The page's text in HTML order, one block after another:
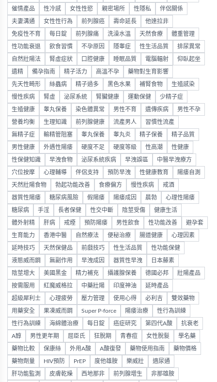
催情產品 性冷感 女性性慾 親密場所 性隱私 伴侶關係
夫妻溝通 女性性行為 前列腺癌 壽命延長 他達拉非
免疫性不育 每日錠 前列腺痛 洗澡水溫 天然食療 體重管理
性功能衰退 飲食習慣 不孕原因 隱睾症 性生活品質 排尿異常
自然壯陽法 腎虛症狀 口腔健康 睡眠品質 電腦輻射 仰臥起坐
遺精 備孕指南 精子活力 高溫不孕 藥物對生育影響
先天性畸形 絲蟲病 精子過多 黑色水果 補腎食物 生殖感染
慢性疾病 腎虛 泌尿系統 腎臟健康 運動保健 少精子症
生殖健康 睾丸保養 染色體異常 男性不育 遺傳疾病 男性不孕
營養均衡 生理知識 前列腺健康 流產男人 習慣性流產
無精子症 輸精管阻塞 睾丸保養 睾丸炎 精子保養 精子品質
男性健康 外遇性陽痿 硬度不足 硬度等級 性高潮 性健康
性保健知識 早洩食物 泌尿系統疾病 早洩誤區 中醫早洩療方
穴位按摩 心理輔導 伴侶支持 預防早洩 性健康教育 陽痿自測
天然壯陽食物 勃起功能改善 食療偏方 慢性疾病 戒酒
器質性陽痿 糖尿病風險 假陽痿 陽痿成因 晨勃 心理性陽痿
糖尿病 手淫 長者保健 性交中斷 陰莖受傷 健康生活
體外射精 肝病 戒煙 預防陽痿 男性飲食 性功能改善 避孕套
生育能力 香港中醫 自然療法 便秘治療 腸道健康 心理因素
延時技巧 天然保健品 前戲技巧 性生活品質 性功能保健
液態威而鋼 無副作用 早洩成因 器質性早洩 日本藤素
陰莖增大 美國黑金 精力補充 攝護腺保養 德國必邦 壯陽產品
按需服用 紅魔威格拉 中藥壯陽 印度神油 延時產品
超級犀利士 心理疲勞 壓力管理 使用心得 必利吉 雙效藥物
用藥安全 果凍威而鋼 Super P-force 陽痿治療 性行為訓練
性行為訓練 海綿體治療 每日錠 癌症研究 第四代A酸 抗衰老
A醇 男性更年期 屈臣氏 狂脫期 青春痘 女性脫髮 學名藥
藥物比較 保康絲 外用A酸 A酸復發 藥物使用指南 藥物價格
藥物劑量 HIV預防 PrEP 度他雄胺 樂威壯 適尿通
肝功能監測 皮膚乾燥 西地那非 前列腺增生 非那雄胺